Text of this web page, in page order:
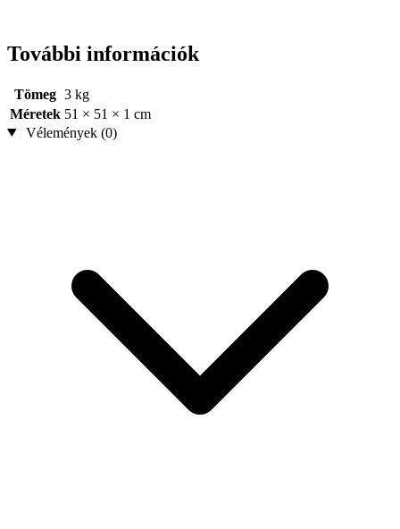
További információk
Tömeg 3 kg
Méretek 51 × 51 × 1 cm
Vélemények (0)